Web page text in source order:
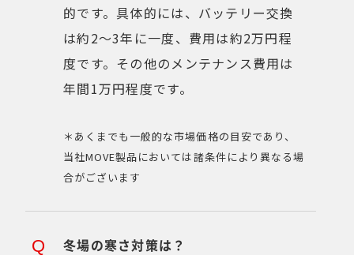
的です。具体的には、バッテリー交換
は約2～3年に一度、費用は約2万円程
度です。その他のメンテナンス費用は
年間1万円程度です。
＊あくまでも一般的な市場価格の目安であり、
当社MOVE製品においては諸条件により異なる場
合がございます
冬場の寒さ対策は？